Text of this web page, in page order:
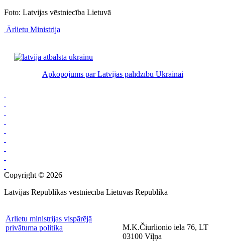
Foto: Latvijas vēstniecība Lietuvā
Ārlietu Ministrija
Apkopojums par Latvijas palīdzību Ukrainai
Copyright © 2026
Latvijas Republikas vēstniecība Lietuvas Republikā
Ārlietu ministrijas vispārējā
privātuma politika
M.K.Čiurlionio iela 76, LT
03100 Viļņa